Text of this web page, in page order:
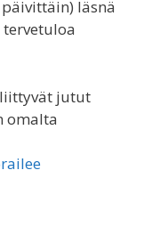
läsnä
tervetuloa
jutut
omalta